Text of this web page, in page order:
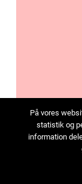
På vores
statistik og
information